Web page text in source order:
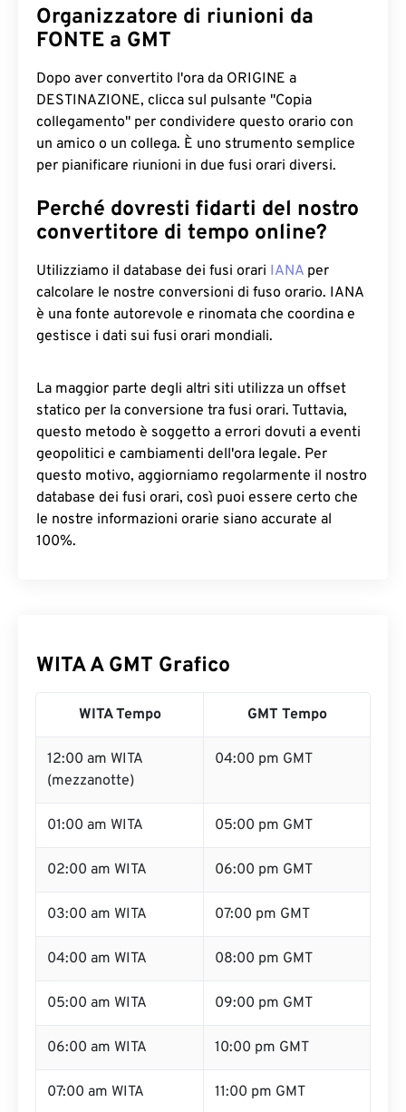
Organizzatore di riunioni da
FONTE a GMT
Dopo aver convertito l'ora da ORIGINE a
DESTINAZIONE, clicca sul pulsante "Copia
collegamento" per condividere questo orario con
un amico o un collega. È uno strumento semplice
per pianificare riunioni in due fusi orari diversi.
Perché dovresti fidarti del nostro
convertitore di tempo online?
Utilizziamo il database dei fusi orari IANA per
calcolare le nostre conversioni di fuso orario. IANA
è una fonte autorevole e rinomata che coordina e
gestisce i dati sui fusi orari mondiali.
La maggior parte degli altri siti utilizza un offset
statico per la conversione tra fusi orari. Tuttavia,
questo metodo è soggetto a errori dovuti a eventi
geopolitici e cambiamenti dell'ora legale. Per
questo motivo, aggiorniamo regolarmente il nostro
database dei fusi orari, così puoi essere certo che
le nostre informazioni orarie siano accurate al
100%.
WITA A GMT Grafico
WITA Tempo GMT Tempo
12:00 am WITA
(mezzanotte)
04:00 pm GMT
01:00 am WITA 05:00 pm GMT
02:00 am WITA 06:00 pm GMT
03:00 am WITA 07:00 pm GMT
04:00 am WITA 08:00 pm GMT
05:00 am WITA 09:00 pm GMT
06:00 am WITA 10:00 pm GMT
07:00 am WITA 11:00 pm GMT